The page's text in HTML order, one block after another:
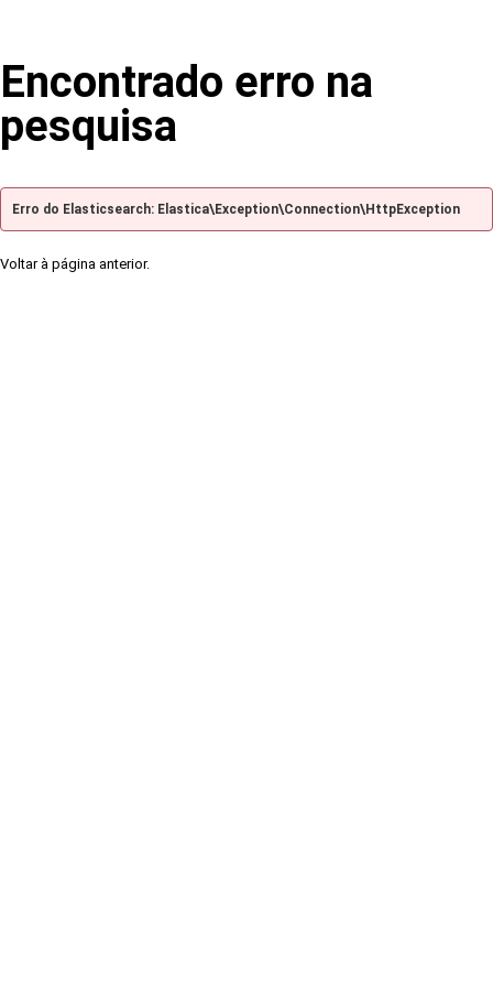
Encontrado erro na
pesquisa
Erro do Elasticsearch: Elastica\Exception\Connection\HttpException
Voltar à página anterior.